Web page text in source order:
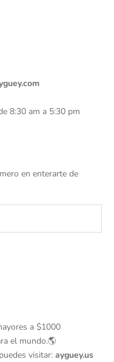
8:30 am a 5:30 pm
en enterarte de
a $1000
el mundo.🌎
visitar: ayguey.us